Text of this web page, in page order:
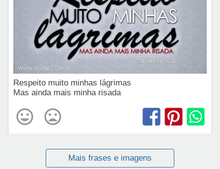
Respeito muito minhas lágrimas
Mas ainda mais minha risada
Mais frases e imagens